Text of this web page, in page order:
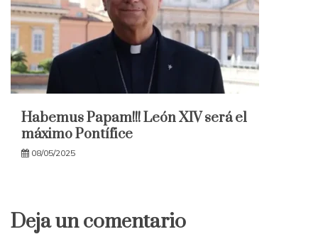
Habemus Papam!!! León XIV será el
máximo Pontífice
08/05/2025
Deja un comentario